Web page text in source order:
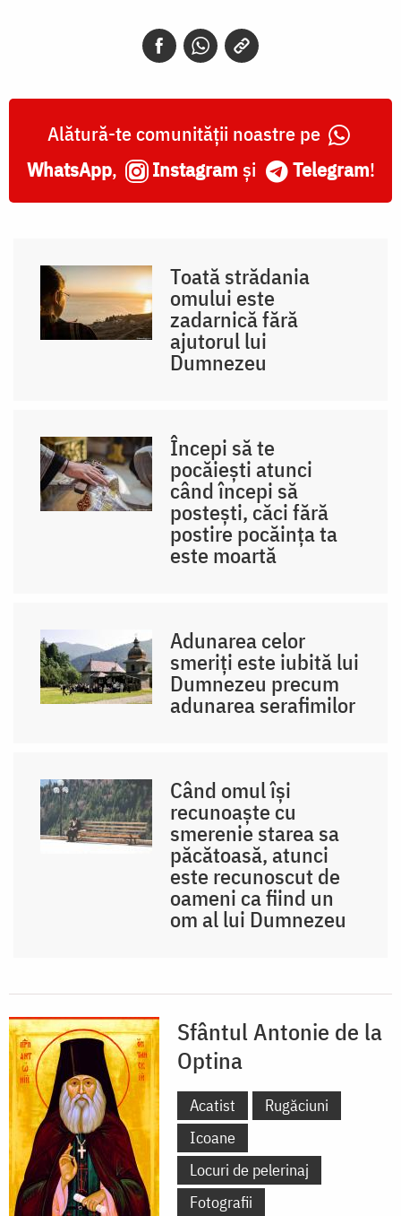
peste
darul
Său
Foto:
Oana
Nechifor
Alătură-te comunității noastre pe
WhatsApp, Instagram și Telegram!
Toată strădania
omului este
zadarnică fără
ajutorul lui
Dumnezeu
Începi să te
pocăiești atunci
când începi să
postești, căci fără
postire pocăința ta
este moartă
Adunarea celor
smeriți este iubită lui
Dumnezeu precum
adunarea serafimilor
Când omul își
recunoaște cu
smerenie starea sa
păcătoasă, atunci
este recunoscut de
oameni ca fiind un
om al lui Dumnezeu
Sfântul Antonie de la
Optina
Acatist
Rugăciuni
Icoane
Locuri de pelerinaj
Fotografii